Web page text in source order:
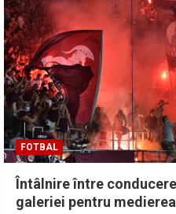
FOTBAL
Întâlnire între
galeriei pentru